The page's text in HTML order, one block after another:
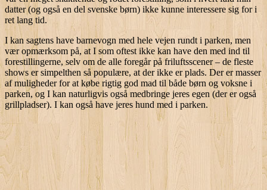
datter (og også en del svenske børn) ikke kunne interessere sig for i
ret lang tid.
I kan sagtens have barnevogn med hele vejen rundt i parken, men
vær opmærksom på, at I som oftest ikke kan have den med ind til
forestillingerne, selv om de alle foregår på friluftsscener – de fleste
shows er simpelthen så populære, at der ikke er plads. Der er masser
af muligheder for at købe rigtig god mad til både børn og voksne i
parken, og I kan naturligvis også medbringe jeres egen (der er også
grillpladser). I kan også have jeres hund med i parken.